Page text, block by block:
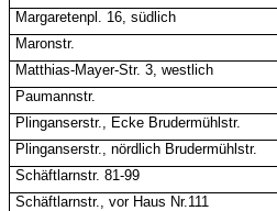
Margaretenpl. 16, südlich
Maronstr.
Matthias-Mayer-Str. 3, westlich
Paumannstr.
Plinganserstr., Ecke Brudermühlstr.
Plinganserstr., nördlich Brudermühlstr.
Schäftlarnstr. 81-99
Schäftlarnstr., vor Haus Nr.111